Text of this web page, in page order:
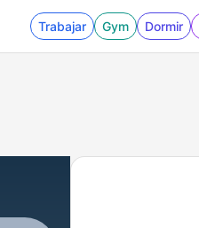
Trabajar Gym Dormir